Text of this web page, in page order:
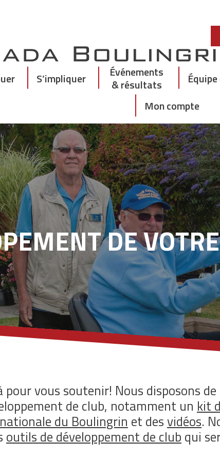
S’impliquer
Événements
& résultats
Mon compte
DE
pour vous soutenir! Nous disposons
de club, notamment un kit
du Boulingrin et desvidéos.
outils de développement de club qui